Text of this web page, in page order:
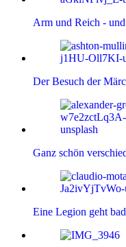
Arm und Reich -
Der Besuch der
Ganz schön
Eine Legion geht